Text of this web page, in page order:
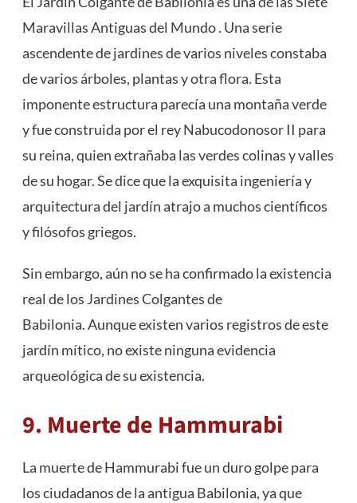
Maravillas Antiguas del Mundo . Una serie
ascendente de jardines de varios niveles constaba
de varios árboles, plantas y otra flora. Esta
imponente estructura parecía una montaña verde
y fue construida por el rey Nabucodonosor II para
su reina, quien extrañaba las verdes colinas y valles
de su hogar. Se dice que la exquisita ingeniería y
arquitectura del jardín atrajo a muchos científicos
y filósofos griegos.
Sin embargo, aún no se ha confirmado la existencia
real de los Jardines Colgantes de
Babilonia. Aunque existen varios registros de este
jardín mítico, no existe ninguna evidencia
arqueológica de su existencia.
9. Muerte de Hammurabi
La muerte de Hammurabi fue un duro golpe para
los ciudadanos de la antigua Babilonia, ya que